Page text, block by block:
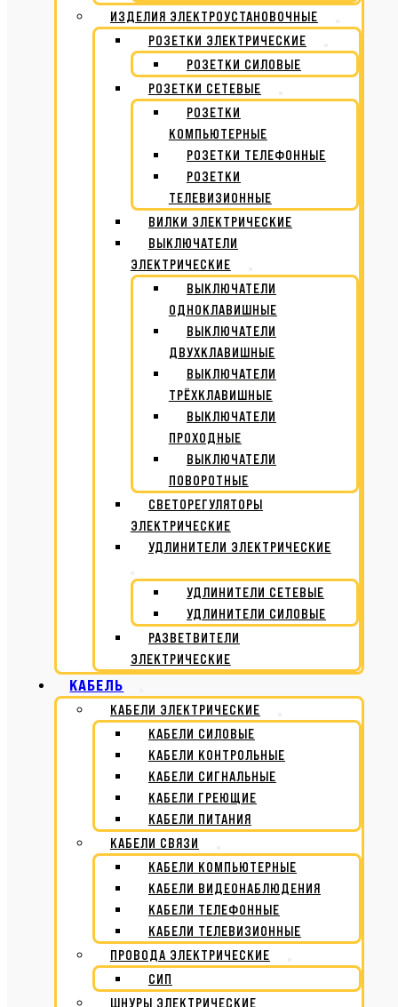
ИЗДЕЛИЯ ЭЛЕКТРОУСТАНОВОЧНЫЕ
РОЗЕТКИ ЭЛЕКТРИЧЕСКИЕ
РОЗЕТКИ СИЛОВЫЕ
РОЗЕТКИ СЕТЕВЫЕ
РОЗЕТКИ
КОМПЬЮТЕРНЫЕ
РОЗЕТКИ ТЕЛЕФОННЫЕ
РОЗЕТКИ
ТЕЛЕВИЗИОННЫЕ
ВИЛКИ ЭЛЕКТРИЧЕСКИЕ
ВЫКЛЮЧАТЕЛИ
ЭЛЕКТРИЧЕСКИЕ
ВЫКЛЮЧАТЕЛИ
ОДНОКЛАВИШНЫЕ
ВЫКЛЮЧАТЕЛИ
ДВУХКЛАВИШНЫЕ
ВЫКЛЮЧАТЕЛИ
ТРЁХКЛАВИШНЫЕ
ВЫКЛЮЧАТЕЛИ
ПРОХОДНЫЕ
ВЫКЛЮЧАТЕЛИ
ПОВОРОТНЫЕ
СВЕТОРЕГУЛЯТОРЫ
ЭЛЕКТРИЧЕСКИЕ
УДЛИНИТЕЛИ ЭЛЕКТРИЧЕСКИЕ
УДЛИНИТЕЛИ СЕТЕВЫЕ
УДЛИНИТЕЛИ СИЛОВЫЕ
РАЗВЕТВИТЕЛИ
ЭЛЕКТРИЧЕСКИЕ
КАБЕЛЬ
КАБЕЛИ ЭЛЕКТРИЧЕСКИЕ
КАБЕЛИ СИЛОВЫЕ
КАБЕЛИ КОНТРОЛЬНЫЕ
КАБЕЛИ СИГНАЛЬНЫЕ
КАБЕЛИ ГРЕЮЩИЕ
КАБЕЛИ ПИТАНИЯ
КАБЕЛИ СВЯЗИ
КАБЕЛИ КОМПЬЮТЕРНЫЕ
КАБЕЛИ ВИДЕОНАБЛЮДЕНИЯ
КАБЕЛИ ТЕЛЕФОННЫЕ
КАБЕЛИ ТЕЛЕВИЗИОННЫЕ
ПРОВОДА ЭЛЕКТРИЧЕСКИЕ
СИП
ШНУРЫ ЭЛЕКТРИЧЕСКИЕ